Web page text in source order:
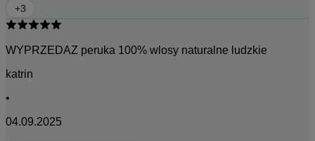
+3
WYPRZEDAZ peruka 100% wlosy naturalne ludzkie
katrin
•
04.09.2025